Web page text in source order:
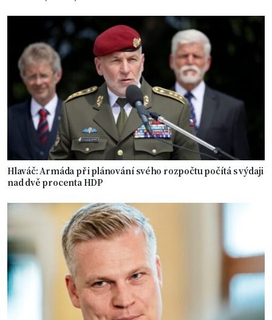
Hlaváč: Armáda při plánování svého rozpočtu počítá s výdaji
nad dvě procenta HDP